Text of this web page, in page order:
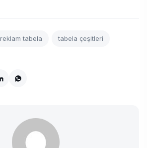
reklam tabela tabela çeşitleri